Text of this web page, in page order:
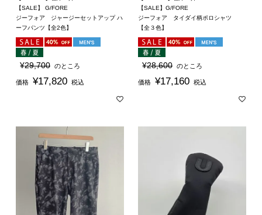
【SALE】 G/FORE
ジーフォア ジャージーセットアップ ハ
ーフパンツ【全2色】
¥29,700 のところ
価格 ¥17,820 税込
【SALE】G/FORE
ジーフォア タイダイ柄ポロシャツ
【全３色】
¥28,600 のところ
価格 ¥17,160 税込